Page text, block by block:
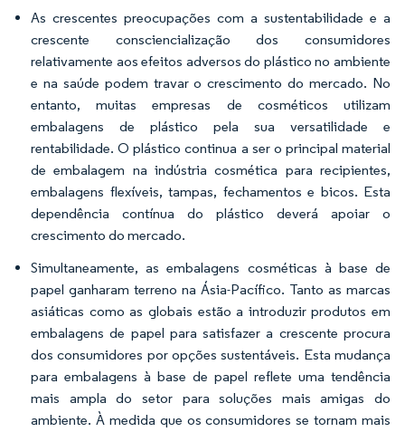
As crescentes preocupações com a sustentabilidade e a
crescente consciencialização dos consumidores
relativamente aos efeitos adversos do plástico no ambiente
e na saúde podem travar o crescimento do mercado. No
entanto, muitas empresas de cosméticos utilizam
embalagens de plástico pela sua versatilidade e
rentabilidade. O plástico continua a ser o principal material
de embalagem na indústria cosmética para recipientes,
embalagens flexíveis, tampas, fechamentos e bicos. Esta
dependência contínua do plástico deverá apoiar o
crescimento do mercado.
Simultaneamente, as embalagens cosméticas à base de
papel ganharam terreno na Ásia-Pacífico. Tanto as marcas
asiáticas como as globais estão a introduzir produtos em
embalagens de papel para satisfazer a crescente procura
dos consumidores por opções sustentáveis. Esta mudança
para embalagens à base de papel reflete uma tendência
mais ampla do setor para soluções mais amigas do
ambiente. À medida que os consumidores se tornam mais